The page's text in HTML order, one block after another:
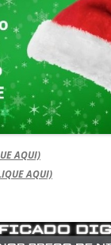
AQUI)
AQUI)